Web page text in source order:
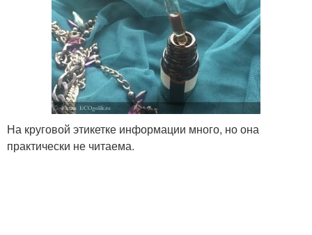
На круговой этикетке информации много, но она
практически не читаема.